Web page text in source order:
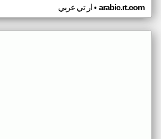
ار تي عربي• arabic.rt.com